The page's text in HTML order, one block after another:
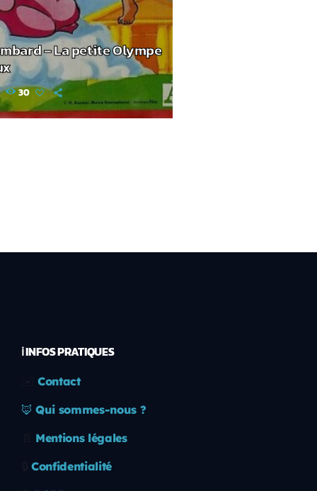
– La petite Olympe
30
ℹ️ INFOS PRATIQUES
Contact
🦊 Qui sommes-nous ?
Mentions légales
Confidentialité